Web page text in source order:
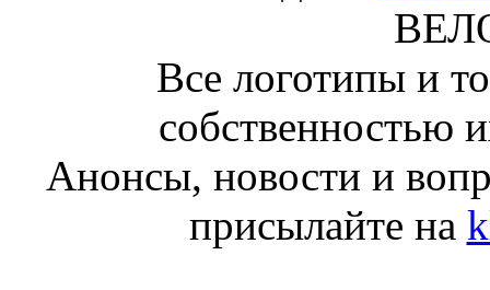
Все логотипы и
собственностью
Анонсы, новости и
присылайте на